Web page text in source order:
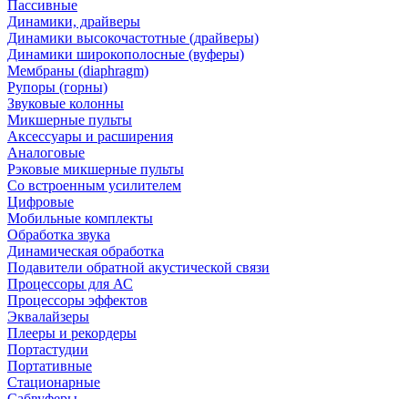
Пассивные
Динамики, драйверы
Динамики высокочастотные (драйверы)
Динамики широкополосные (вуферы)
Мембраны (diaphragm)
Рупоры (горны)
Звуковые колонны
Микшерные пульты
Аксессуары и расширения
Аналоговые
Рэковые микшерные пульты
Со встроенным усилителем
Цифровые
Мобильные комплекты
Обработка звука
Динамическая обработка
Подавители обратной акустической связи
Процессоры для АС
Процессоры эффектов
Эквалайзеры
Плееры и рекордеры
Портастудии
Портативные
Стационарные